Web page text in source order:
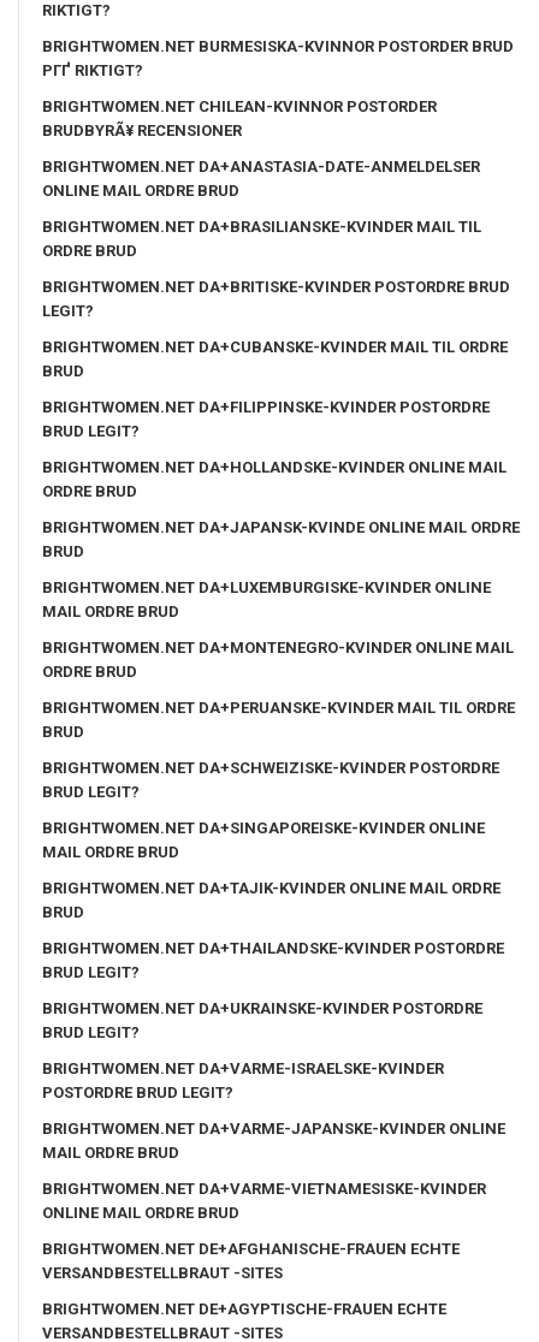
RIKTIGT?
BRIGHTWOMEN.NET BURMESISKA-KVINNOR POSTORDER BRUD
PГҐ RIKTIGT?
BRIGHTWOMEN.NET CHILEAN-KVINNOR POSTORDER
BRUDBYRÃ¥ RECENSIONER
BRIGHTWOMEN.NET DA+ANASTASIA-DATE-ANMELDELSER
ONLINE MAIL ORDRE BRUD
BRIGHTWOMEN.NET DA+BRASILIANSKE-KVINDER MAIL TIL
ORDRE BRUD
BRIGHTWOMEN.NET DA+BRITISKE-KVINDER POSTORDRE BRUD
LEGIT?
BRIGHTWOMEN.NET DA+CUBANSKE-KVINDER MAIL TIL ORDRE
BRUD
BRIGHTWOMEN.NET DA+FILIPPINSKE-KVINDER POSTORDRE
BRUD LEGIT?
BRIGHTWOMEN.NET DA+HOLLANDSKE-KVINDER ONLINE MAIL
ORDRE BRUD
BRIGHTWOMEN.NET DA+JAPANSK-KVINDE ONLINE MAIL ORDRE
BRUD
BRIGHTWOMEN.NET DA+LUXEMBURGISKE-KVINDER ONLINE
MAIL ORDRE BRUD
BRIGHTWOMEN.NET DA+MONTENEGRO-KVINDER ONLINE MAIL
ORDRE BRUD
BRIGHTWOMEN.NET DA+PERUANSKE-KVINDER MAIL TIL ORDRE
BRUD
BRIGHTWOMEN.NET DA+SCHWEIZISKE-KVINDER POSTORDRE
BRUD LEGIT?
BRIGHTWOMEN.NET DA+SINGAPOREISKE-KVINDER ONLINE
MAIL ORDRE BRUD
BRIGHTWOMEN.NET DA+TAJIK-KVINDER ONLINE MAIL ORDRE
BRUD
BRIGHTWOMEN.NET DA+THAILANDSKE-KVINDER POSTORDRE
BRUD LEGIT?
BRIGHTWOMEN.NET DA+UKRAINSKE-KVINDER POSTORDRE
BRUD LEGIT?
BRIGHTWOMEN.NET DA+VARME-ISRAELSKE-KVINDER
POSTORDRE BRUD LEGIT?
BRIGHTWOMEN.NET DA+VARME-JAPANSKE-KVINDER ONLINE
MAIL ORDRE BRUD
BRIGHTWOMEN.NET DA+VARME-VIETNAMESISKE-KVINDER
ONLINE MAIL ORDRE BRUD
BRIGHTWOMEN.NET DE+AFGHANISCHE-FRAUEN ECHTE
VERSANDBESTELLBRAUT -SITES
BRIGHTWOMEN.NET DE+AGYPTISCHE-FRAUEN ECHTE
VERSANDBESTELLBRAUT -SITES